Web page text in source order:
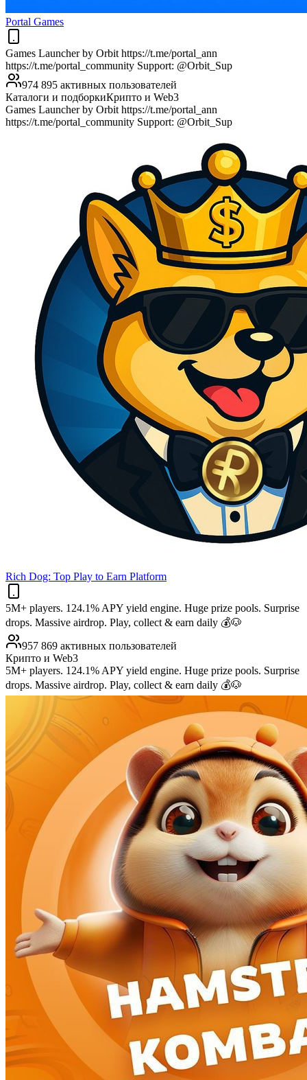
Portal Games
Games Launcher by Orbit https://t.me/portal_ann
https://t.me/portal_community Support: @Orbit_Sup
974 895 активных пользователей
Каталоги и подборкиКрипто и Web3
Games Launcher by Orbit https://t.me/portal_ann
https://t.me/portal_community Support: @Orbit_Sup
Rich Dog: Top Play to Earn Platform
5M+ players. 124.1% APY yield engine. Huge prize pools. Surprise
drops. Massive airdrop. Play, collect & earn daily 💰🐶
957 869 активных пользователей
Крипто и Web3
5M+ players. 124.1% APY yield engine. Huge prize pools. Surprise
drops. Massive airdrop. Play, collect & earn daily 💰🐶